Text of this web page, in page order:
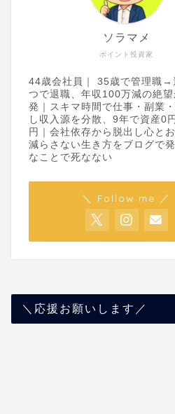
ポイント投資家
ソラマメ
44歳会社員｜ 35歳で管理職→
つで退職、年収100万減の絶望
発｜スキマ時間で仕事・副業
し収入源を分散、9年で資産0
円｜会社依存から脱出し心と
減らさない生き方をブログで
なことで死なない
＼ Follow me ／
＼応援お願いします／